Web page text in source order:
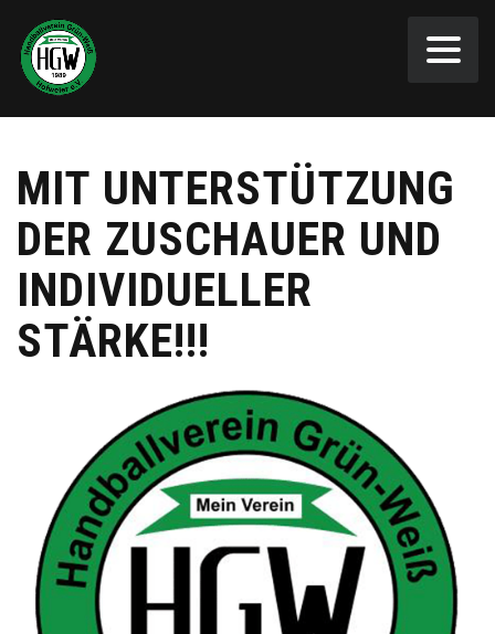
MIT UNTERSTÜTZUNG
DER ZUSCHAUER UND
INDIVIDUELLER
STÄRKE!!!